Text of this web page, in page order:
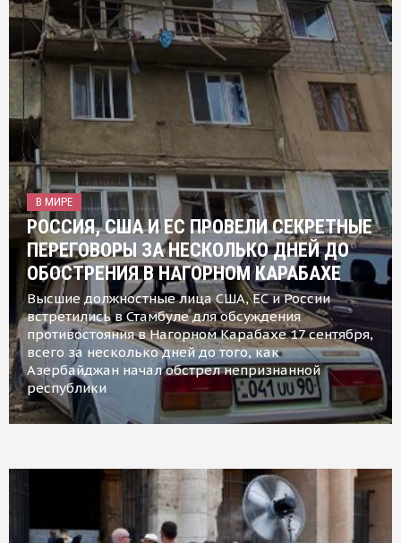
В МИРЕ
РОССИЯ, США И ЕС ПРОВЕЛИ СЕКРЕТНЫЕ
ПЕРЕГОВОРЫ ЗА НЕСКОЛЬКО ДНЕЙ ДО
ОБОСТРЕНИЯ В НАГОРНОМ КАРАБАХЕ
Высшие должностные лица США, ЕС и России
встретились в Стамбуле для обсуждения
противостояния в Нагорном Карабахе 17 сентября,
всего за несколько дней до того, как
Азербайджан начал обстрел непризнанной
республики